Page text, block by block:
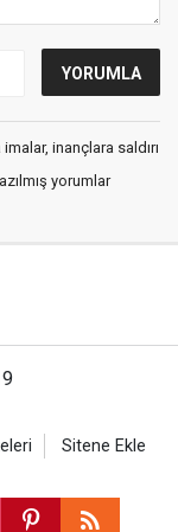
inançlara saldırı
yorumlar
Sitene Ekle